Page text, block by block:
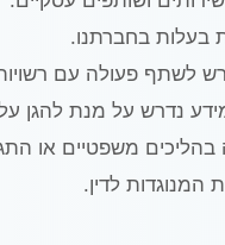
בעלות בחברתנו.
לשתף פעולה עם
נדרש על מנת להגן על
משפטיים או
המנוגדות לדין.